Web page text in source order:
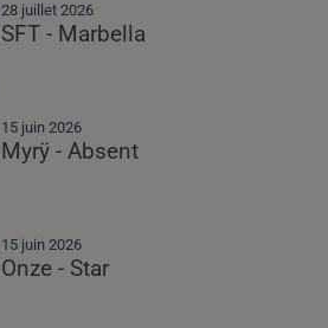
28 juillet 2026
SFT - Marbella
15 juin 2026
Myrÿ - Absent
15 juin 2026
Onze - Star